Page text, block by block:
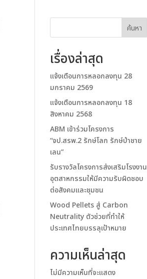
ค้นหา
เรื่องล่าสุด
แจ้งเตือนการหลอกลงทุน 28
มกราคม 2569
แจ้งเตือนการหลอกลงทุน 18
สิงหาคม 2568
ABM เข้าร่วมโครงการ
“จป.สรพ.2 รักษ์โลก รักษ์ป่าชาย
เลน”
รับรางวัลโครงการส่งเสริมโรงงาน
อุตสาหกรรมให้มีความรับผิดชอบ
ต่อสังคมและชุมชน
Wood Pellets สู่ Carbon
Neutrality ตัวช่วยที่ทำให้
ประเทศไทยบรรลุเป้าหมาย
ความเห็นล่าสุด
ไม่มีความเห็นที่จะแสดง